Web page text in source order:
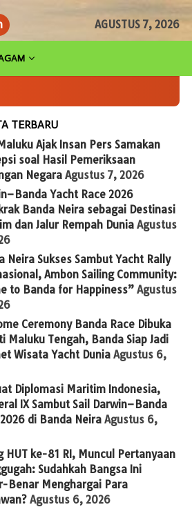
AGUSTUS 7, 2026
TERBARU
Ajak Insan Pers Samakan
soal Hasil Pemeriksaan
Negara Agustus 7, 2026
Yacht Race 2026
Banda Neira sebagai Destinasi
dan Jalur Rempah Dunia Agustus
Neira Sukses Sambut Yacht Rally
Ambon Sailing Community:
to Banda for Happiness” Agustus
Ceremony Banda Race Dibuka
Maluku Tengah, Banda Siap Jadi
Wisata Yacht Dunia Agustus 6,
Diplomasi Maritim Indonesia,
IX Sambut Sail Darwin–Banda
di Banda Neira Agustus 6,
HUT ke-81 RI, Muncul Pertanyaan
Sudahkah Bangsa Ini
Benar Menghargai Para
Agustus 6, 2026